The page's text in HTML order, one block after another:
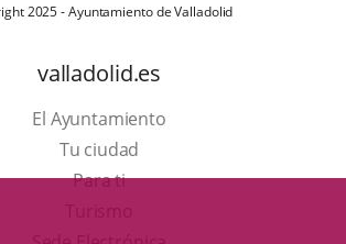
2025 - Ayuntamiento de Valladolid
valladolid.es
El Ayuntamiento
Tu ciudad
Para ti